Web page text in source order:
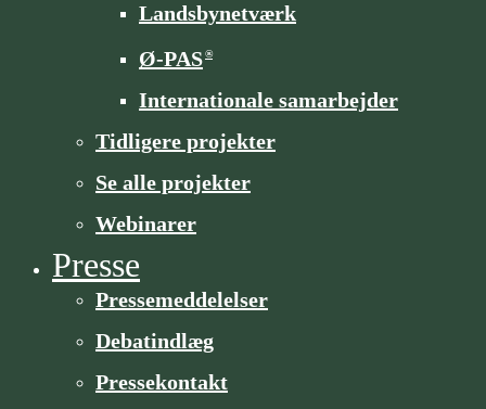
Landsbynetværk
Ø-PAS®
Internationale samarbejder
Tidligere projekter
Se alle projekter
Webinarer
Presse
Pressemeddelelser
Debatindlæg
Pressekontakt